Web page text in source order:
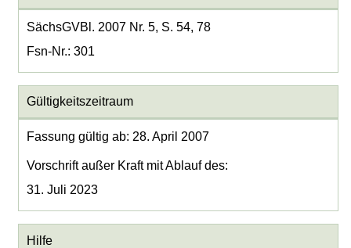
SächsGVBl. 2007 Nr. 5, S. 54, 78
Fsn-Nr.: 301
Gültigkeitszeitraum
Fassung gültig ab: 28. April 2007
Vorschrift außer Kraft mit Ablauf des:
31. Juli 2023
Hilfe